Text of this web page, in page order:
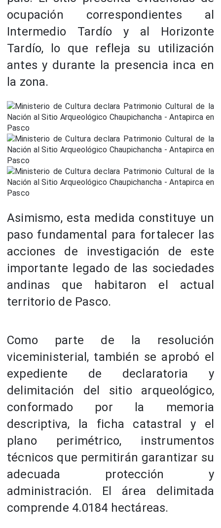
ocupación correspondientes al
Intermedio Tardío y al Horizonte
Tardío, lo que refleja su utilización
antes y durante la presencia inca en
la zona.
Asimismo, esta medida constituye un
paso fundamental para fortalecer las
acciones de investigación de este
importante legado de las sociedades
andinas que habitaron el actual
territorio de Pasco.
Como parte de la resolución
viceministerial, también se aprobó el
expediente de declaratoria y
delimitación del sitio arqueológico,
conformado por la memoria
descriptiva, la ficha catastral y el
plano perimétrico, instrumentos
técnicos que permitirán garantizar su
adecuada protección y
administración. El área delimitada
comprende 4.0184 hectáreas.